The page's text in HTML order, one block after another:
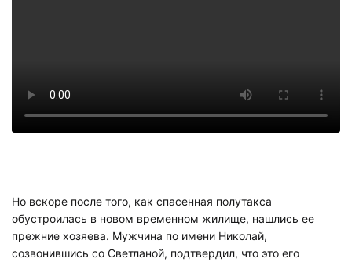
Но вскоре после того, как спасенная полутакса
обустроилась в новом временном жилище, нашлись ее
прежние хозяева. Мужчина по имени Николай,
созвонившись со Светланой, подтвердил, что это его